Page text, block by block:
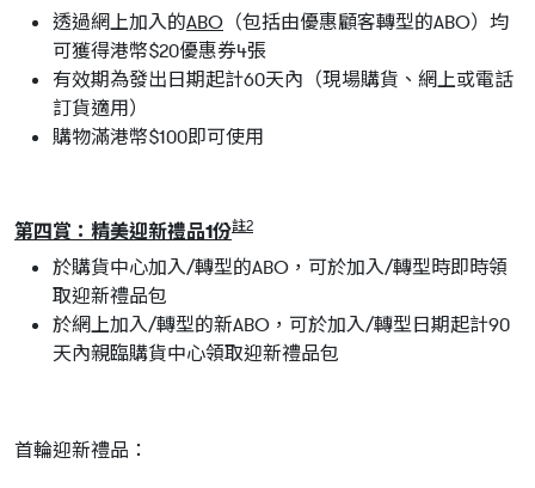
透過網上加入的ABO （包括由優惠顧客轉型的ABO）均
可獲得港幣$20優惠券4張
有效期為發出日期起計60天內（現場購貨、網上或電話
訂貨適用）
購物滿港幣$100即可使用
第四賞：精美迎新禮品1份註2
於購貨中心加入/轉型的ABO，可於加入/轉型時即時領
取迎新禮品包
於網上加入/轉型的新ABO，可於加入/轉型日期起計90
天內親臨購貨中心領取迎新禮品包
首輪迎新禮品：